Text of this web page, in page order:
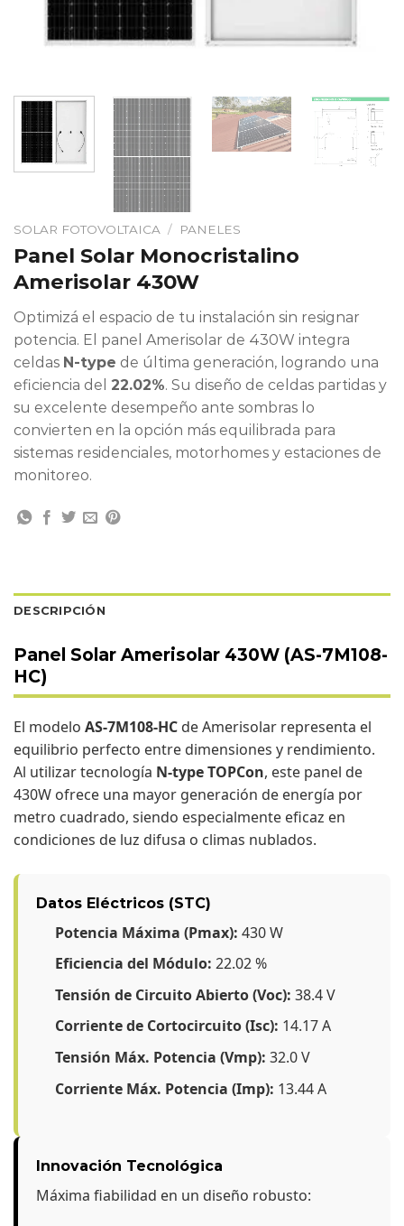
SOLAR FOTOVOLTAICA / PANELES
Panel Solar Monocristalino
Amerisolar 430W
Optimizá el espacio de tu instalación sin resignar
potencia. El panel Amerisolar de 430W integra
celdas N-type de última generación, logrando una
eficiencia del 22.02%. Su diseño de celdas partidas y
su excelente desempeño ante sombras lo
convierten en la opción más equilibrada para
sistemas residenciales, motorhomes y estaciones de
monitoreo.
DESCRIPCIÓN
Panel Solar Amerisolar 430W (AS-7M108-
HC)
El modelo AS-7M108-HC de Amerisolar representa el
equilibrio perfecto entre dimensiones y rendimiento.
Al utilizar tecnología N-type TOPCon, este panel de
430W ofrece una mayor generación de energía por
metro cuadrado, siendo especialmente eficaz en
condiciones de luz difusa o climas nublados.
Datos Eléctricos (STC)
Potencia Máxima (Pmax): 430 W
Eficiencia del Módulo: 22.02 %
Tensión de Circuito Abierto (Voc): 38.4 V
Corriente de Cortocircuito (Isc): 14.17 A
Tensión Máx. Potencia (Vmp): 32.0 V
Corriente Máx. Potencia (Imp): 13.44 A
Innovación Tecnológica
Máxima fiabilidad en un diseño robusto: